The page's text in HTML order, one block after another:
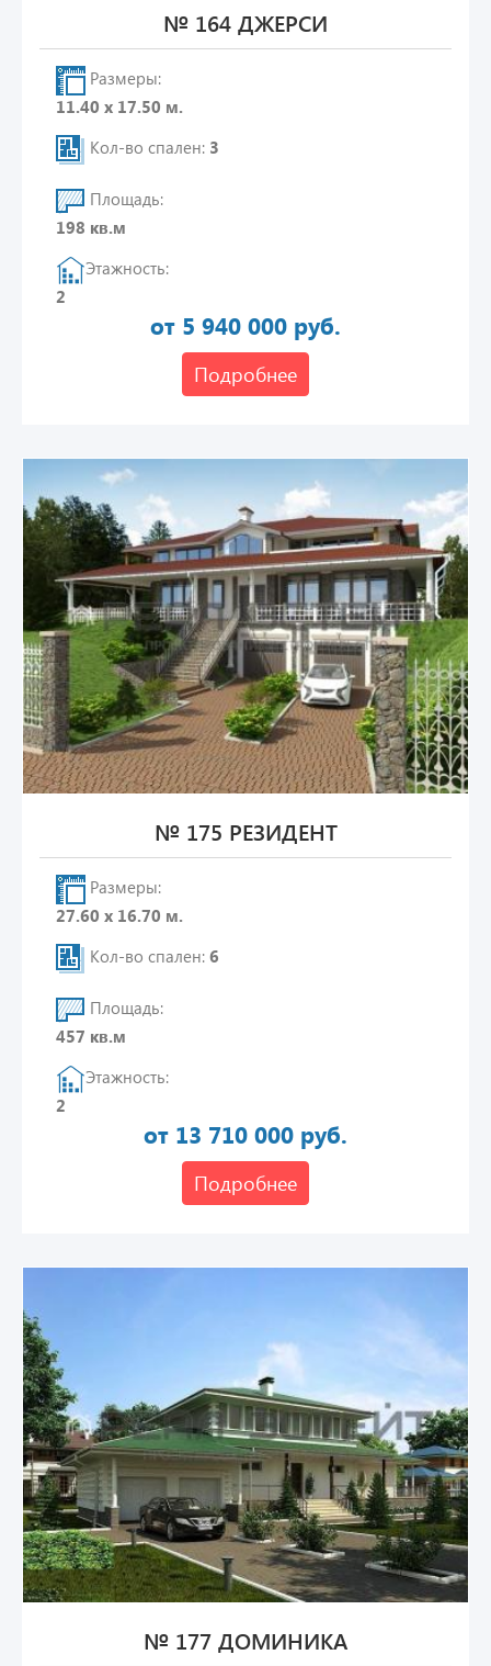
№ 164 ДЖЕРСИ
Размеры:
11.40 х 17.50 м.
Кол-во спален: 3
Площадь:
198 кв.м
Этажность:
2
от 5 940 000 руб.
Подробнее
№ 175 РЕЗИДЕНТ
Размеры:
27.60 х 16.70 м.
Кол-во спален: 6
Площадь:
457 кв.м
Этажность:
2
от 13 710 000 руб.
Подробнее
№ 177 ДОМИНИКА